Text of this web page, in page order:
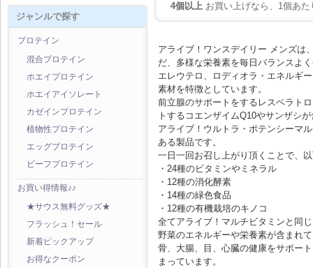
ジャンルで探す
プロテイン
混合プロテイン
ホエイプロテイン
ホエイアイソレート
カゼインプロテイン
植物性プロテイン
エッグプロテイン
ビーフプロテイン
お買い得情報♪♪
★サウス無料グッズ★
フラッシュ！セール
新着ピックアップ
お得なクーポン
4個以上 お買い上げなら、1個あた
アライブ！ワンスデイリー メンズは
だ、多様な栄養素を毎日バランスよ
エレウテロ、ロディオラ・エネルギ
素材を特徴としています。
前立腺のサポートをするレスベラト
トするコエンザイムQ10やサンザシ
アライブ！ウルトラ・ポテンシーマ
ある製品です。
一日一回お召し上がり頂くことで、
・24種のビタミンやミネラル
・12種の消化酵素
・14種の緑色食品
・12種の有機栽培のキノコ
全てアライブ！マルチビタミンと同
野菜のエネルギーや栄養素が含まれ
骨、大腸、目、心臓の健康をサポー
まっています。